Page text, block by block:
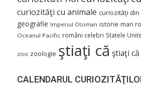
curiozităţi cu animale curiozităţi
geografie Imperiul Otoman istorie mari
Oceanul Pacific români celebri Statele
zoo zoologie ştiaţi că ştiaţi că
CALENDARUL